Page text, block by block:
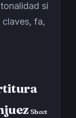
si
claves, fa,
Sheet